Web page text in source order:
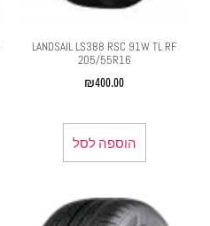
LANDSAIL LS388 RSC 91W TL RF
205/55R16
₪400.00
הוספה לסל